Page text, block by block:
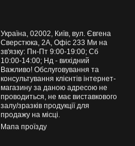
Україна, 02002, Київ, вул. Євгена
Сверстюка, 2А, Офіс 233 Ми на
зв'язку: Пн-Пт 9:00-19:00; Сб
10:00-14:00; Нд - вихідний
Важливо! Обслуговування та
консультування клієнтів інтернет-
магазину за даною адресою не
проводиться, не має виставкового
залу/зразків продукції для
продажу на місці.
Мапа проїзду